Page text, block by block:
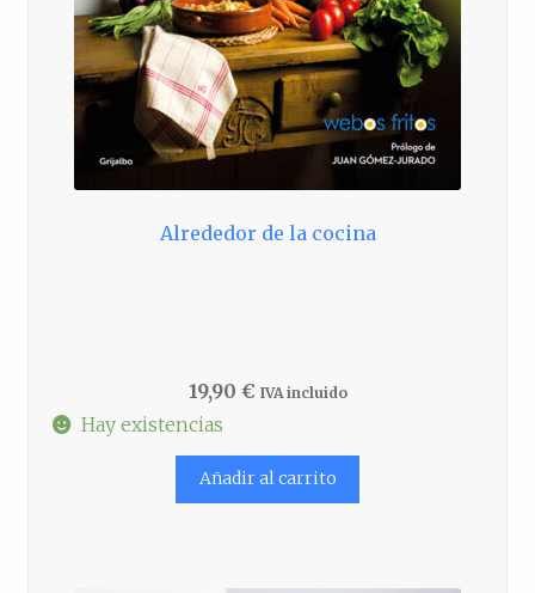
Alrededor de la cocina
19,90 € IVA incluido
Hay existencias
Añadir al carrito